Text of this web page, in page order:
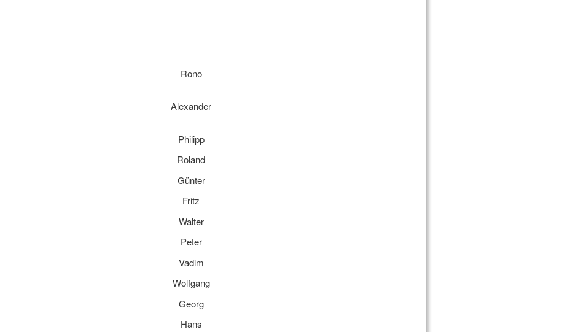
Rono
Alexander
Philipp
Roland
Günter
Fritz
Walter
Peter
Vadim
Wolfgang
Georg
Hans